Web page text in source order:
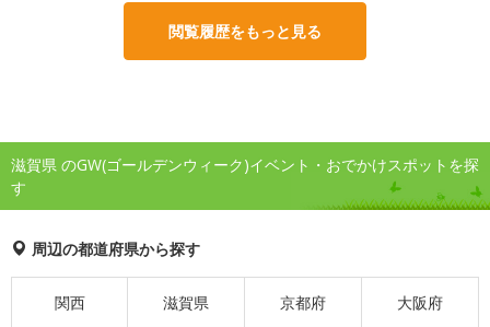
閲覧履歴をもっと見る
滋賀県 のGW(ゴールデンウィーク)イベント・おでかけスポットを探
す
周辺の都道府県から探す
関西 滋賀県 京都府 大阪府